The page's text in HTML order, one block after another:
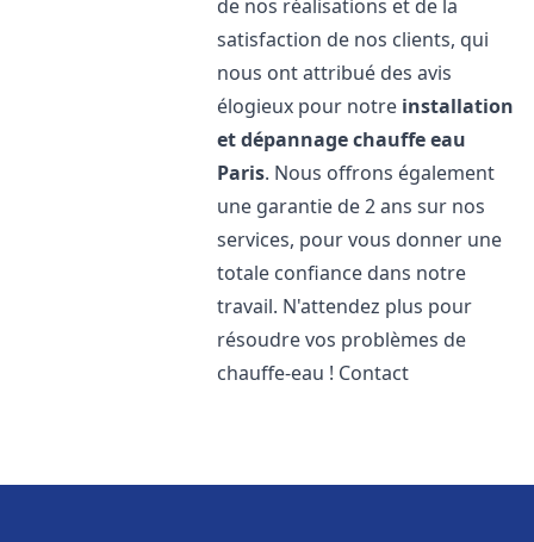
de nos réalisations et de la
satisfaction de nos clients, qui
nous ont attribué des avis
élogieux pour notre installation
et dépannage chauffe eau
Paris. Nous offrons également
une garantie de 2 ans sur nos
services, pour vous donner une
totale confiance dans notre
travail. N'attendez plus pour
résoudre vos problèmes de
chauffe-eau ! Contact